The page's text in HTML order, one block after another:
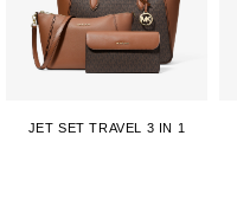
JET SET TRAVEL 3 IN 1